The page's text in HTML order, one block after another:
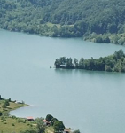
Skip
to
content
Skip
to
left
Skip
to
right
Skip
to
footer